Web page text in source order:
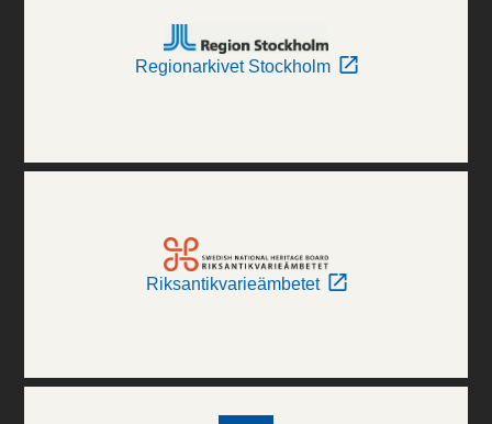
Regionarkivet Stockholm
Riksantikvarieämbetet